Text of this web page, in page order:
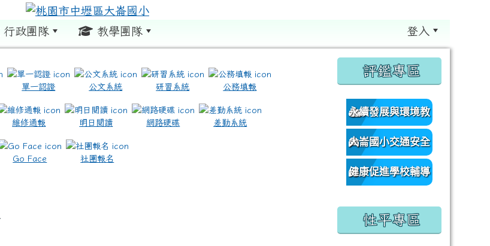
行政團隊 教學團隊 登入
單一認證 公文系統 研習系統 公務填報
維修通報 明日閱讀 網路硬碟 差勤系統
Go Face 社團報名
title=https://www.icrt.com.tw/
learning-online/classroom%E9%80%A3%E7%B5%90?authuser=0 \
:::
評鑑專區
永續發展與環境教
育資源網
大崙國小交通安全
網
健康促進學校輔導
性平專區